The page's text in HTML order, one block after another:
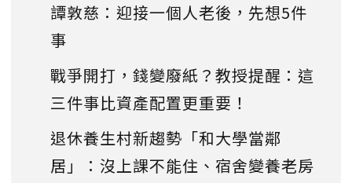
譚敦慈：迎接一個人老後，先想5件
事
戰爭開打，錢變廢紙？教授提醒：這
三件事比資產配置更重要！
退休養生村新趨勢「和大學當鄰
居」：沒上課不能住、宿舍變養老房